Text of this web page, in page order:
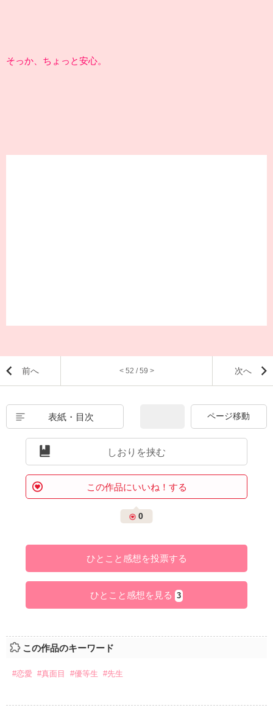
そっか、ちょっと安心。
前へ < 52 / 59 > 次へ
表紙・目次
しおりを挟む
この作品にいいね！する
0
ひとこと感想を投票する
ひとこと感想を見る 3
この作品のキーワード
#恋愛 #真面目 #優等生 #先生